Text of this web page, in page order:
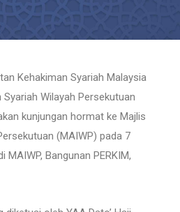
Kehakiman Syariah Malaysia
Wilayah Persekutuan
kunjungan hormat ke Majlis
(MAIWP) pada 7
Bangunan PERKIM,